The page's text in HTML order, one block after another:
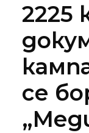
2225
се